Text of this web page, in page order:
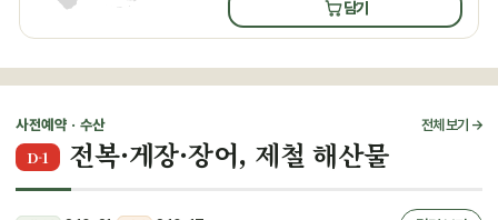
담기
사전예약 · 수산 전체 보기 →
D-1 전복·게장·장어, 제철 해산물